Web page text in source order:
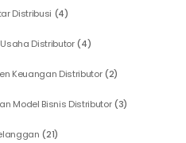
Distribusi (4)
Distributor(4)
Keuangan Distributor(2)
Model Bisnis Distributor(3)
(21)